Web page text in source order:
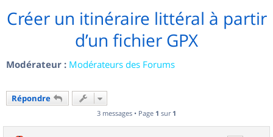
Créer un itinéraire littéral à partir
d’un fichier GPX
Modérateur : Modérateurs des Forums
Répondre
3 messages • Page 1 sur 1